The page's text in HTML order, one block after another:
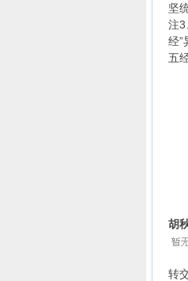
坚
注3
经”
五
胡
转